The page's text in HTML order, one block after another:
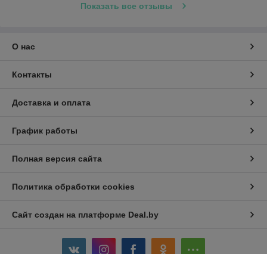
Показать все отзывы
О нас
Контакты
Доставка и оплата
График работы
Полная версия сайта
Политика обработки cookies
Сайт создан на платформе Deal.by